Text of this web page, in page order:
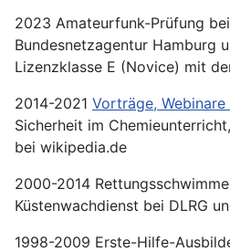
2023 Amateurfunk-Prüfung
Bundesnetzagentur Hamburg
Lizenzklasse E (Novice) mit
2014-2021 Vorträge,
Sicherheit im
bei wikipedia.de
2000-2014
Küstenwachdienst bei DLRG
1998-2009 Erste-Hilfe-